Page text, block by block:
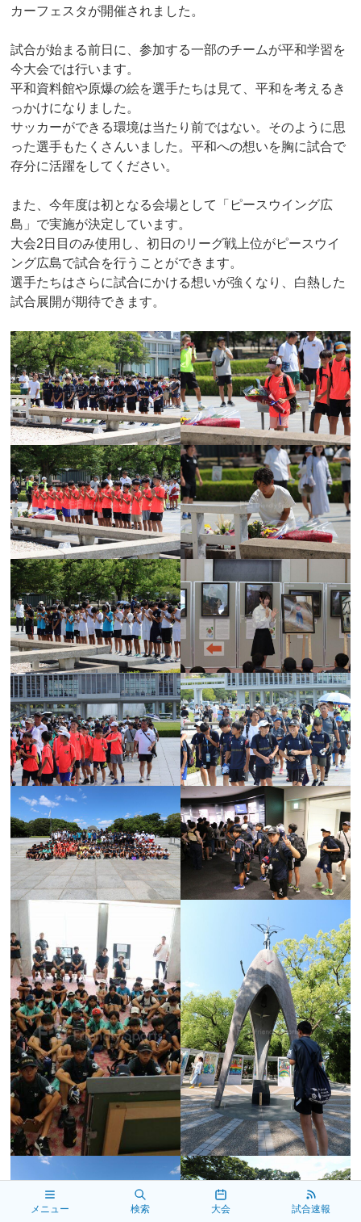
カーフェスタが開催されました。
試合が始まる前日に、参加する一部のチームが平和学習を
今大会では行います。
平和資料館や原爆の絵を選手たちは見て、平和を考えるき
っかけになりました。
サッカーができる環境は当たり前ではない。そのように思
った選手もたくさんいました。平和への想いを胸に試合で
存分に活躍をしてください。
また、今年度は初となる会場として「ピースウイング広
島」で実施が決定しています。
大会2日目のみ使用し、初日のリーグ戦上位がピースウイ
ング広島で試合を行うことができます。
選手たちはさらに試合にかける想いが強くなり、白熱した
試合展開が期待できます。
メニュー 検索 大会 試合速報